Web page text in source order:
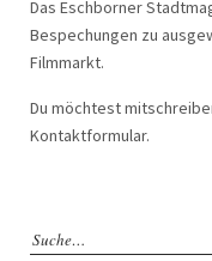
Das Eschborner
Bespechungen zu
Filmmarkt.
Du möchtest
Kontaktformular.